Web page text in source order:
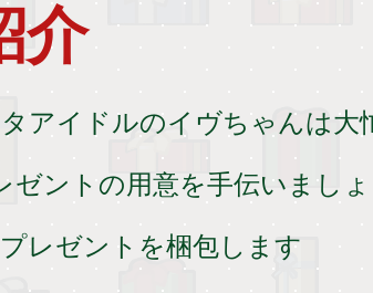
介
アイドルのイヴちゃんは大
ントの用意を手伝いましょ
レゼントを梱包します